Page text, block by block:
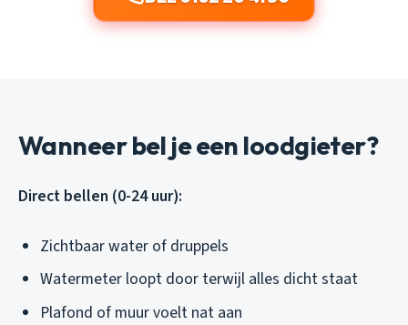
Wanneer bel je een loodgieter?
Direct bellen (0-24 uur):
Zichtbaar water of druppels
Watermeter loopt door terwijl alles dicht staat
Plafond of muur voelt nat aan